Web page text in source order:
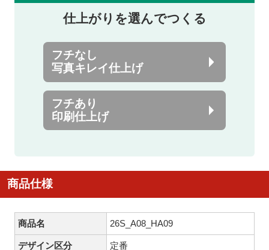
仕上がりを選んでつくる
フチなし
写真キレイ仕上げ
フチあり
印刷仕上げ
商品仕様
商品名 26S_A08_HA09
デザイン区分 定番